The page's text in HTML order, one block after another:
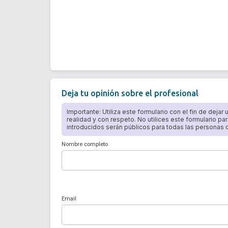
Deja tu opinión sobre el profesional
Importante: Utiliza este formulario con el fin de
realidad y con respeto. No utilices este formulario
introducidos serán públicos para todas las personas
Nombre completo
Email